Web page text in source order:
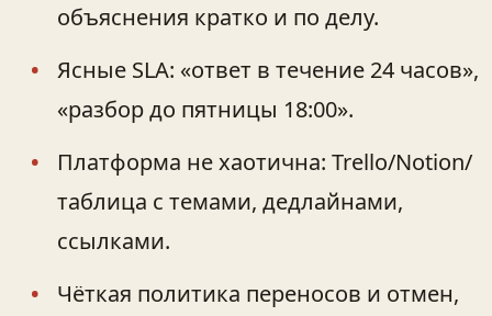
объяснения кратко и по делу.
Ясные SLA: «ответ в течение 24 часов»,
«разбор до пятницы 18:00».
Платформа не хаотична: Trello/Notion/
таблица с темами, дедлайнами,
ссылками.
Чёткая политика переносов и отмен,